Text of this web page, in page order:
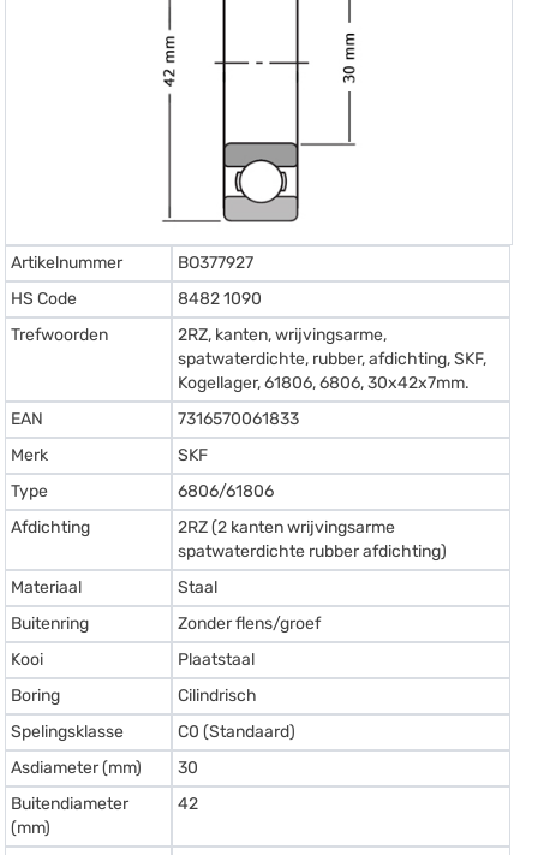
Artikelnummer
BO377927
HS Code
8482 1090
Trefwoorden
2RZ, kanten, wrijvingsarme,
spatwaterdichte, rubber, afdichting, SKF,
Kogellager, 61806, 6806, 30x42x7mm.
EAN
7316570061833
Merk
SKF
Type
6806/61806
Afdichting
2RZ (2 kanten wrijvingsarme
spatwaterdichte rubber afdichting)
Materiaal
Staal
Buitenring
Zonder flens/groef
Kooi
Plaatstaal
Boring
Cilindrisch
Spelingsklasse
C0 (Standaard)
Asdiameter (mm)
30
Buitendiameter
(mm)
42